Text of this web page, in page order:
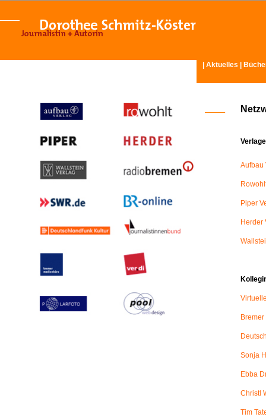
Aktuelles
Verlage
Aufbau
Piper
Herder
Sonja
Ebba
Christl
Tim